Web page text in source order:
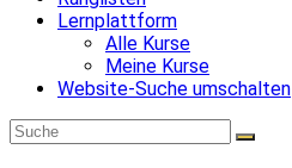
Lernplattform
Alle Kurse
Meine Kurse
Website-Suche umschalten